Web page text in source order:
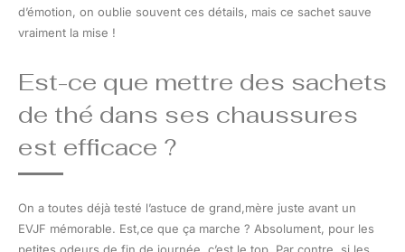
d’émotion, on oublie souvent ces détails, mais ce sachet sauve
vraiment la mise !
Est-ce que mettre des sachets
de thé dans ses chaussures
est efficace ?
On a toutes déjà testé l’astuce de grand,mère juste avant un
EVJF mémorable. Est,ce que ça marche ? Absolument, pour les